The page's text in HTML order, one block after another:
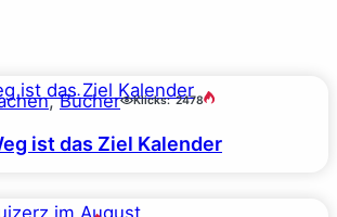
, Bücher Klicks: 2478
ist das Ziel Kalender